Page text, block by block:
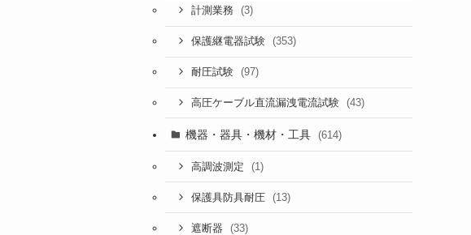
計測業務 (3)
保護継電器試験 (353)
耐圧試験 (97)
高圧ケーブル直流漏洩電流試験 (43)
機器・器具・機材・工具 (614)
高調波測定 (1)
保護具防具耐圧 (13)
遮断器 (33)